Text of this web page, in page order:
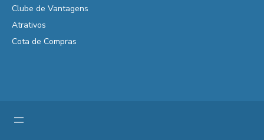
Clube de Vantagens
Atrativos
Cota de Compras